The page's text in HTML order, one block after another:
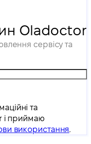
Oladoctor
сервісу та
та
і приймаю
використання.